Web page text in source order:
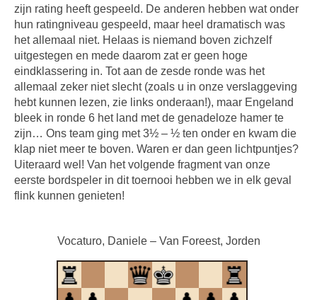
zijn rating heeft gespeeld. De anderen hebben wat onder
hun ratingniveau gespeeld, maar heel dramatisch was
het allemaal niet. Helaas is niemand boven zichzelf
uitgestegen en mede daarom zat er geen hoge
eindklassering in. Tot aan de zesde ronde was het
allemaal zeker niet slecht (zoals u in onze verslaggeving
hebt kunnen lezen, zie links onderaan!), maar Engeland
bleek in ronde 6 het land met de genadeloze hamer te
zijn… Ons team ging met 3½ – ½ ten onder en kwam die
klap niet meer te boven. Waren er dan geen lichtpuntjes?
Uiteraard wel! Van het volgende fragment van onze
eerste bordspeler in dit toernooi hebben we in elk geval
flink kunnen genieten!
Vocaturo, Daniele – Van Foreest, Jorden